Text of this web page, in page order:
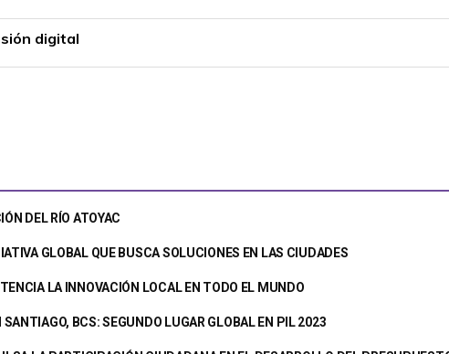
digital
DEL RÍO ATOYAC
GLOBAL QUE BUSCA SOLUCIONES EN LAS CIUDADES
LA INNOVACIÓN LOCAL EN TODO EL MUNDO
BCS: SEGUNDO LUGAR GLOBAL EN PIL 2023